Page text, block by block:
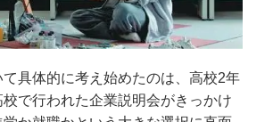
具体的に考え始めたのは、高校2年
で行われた企業説明会がきっかけ